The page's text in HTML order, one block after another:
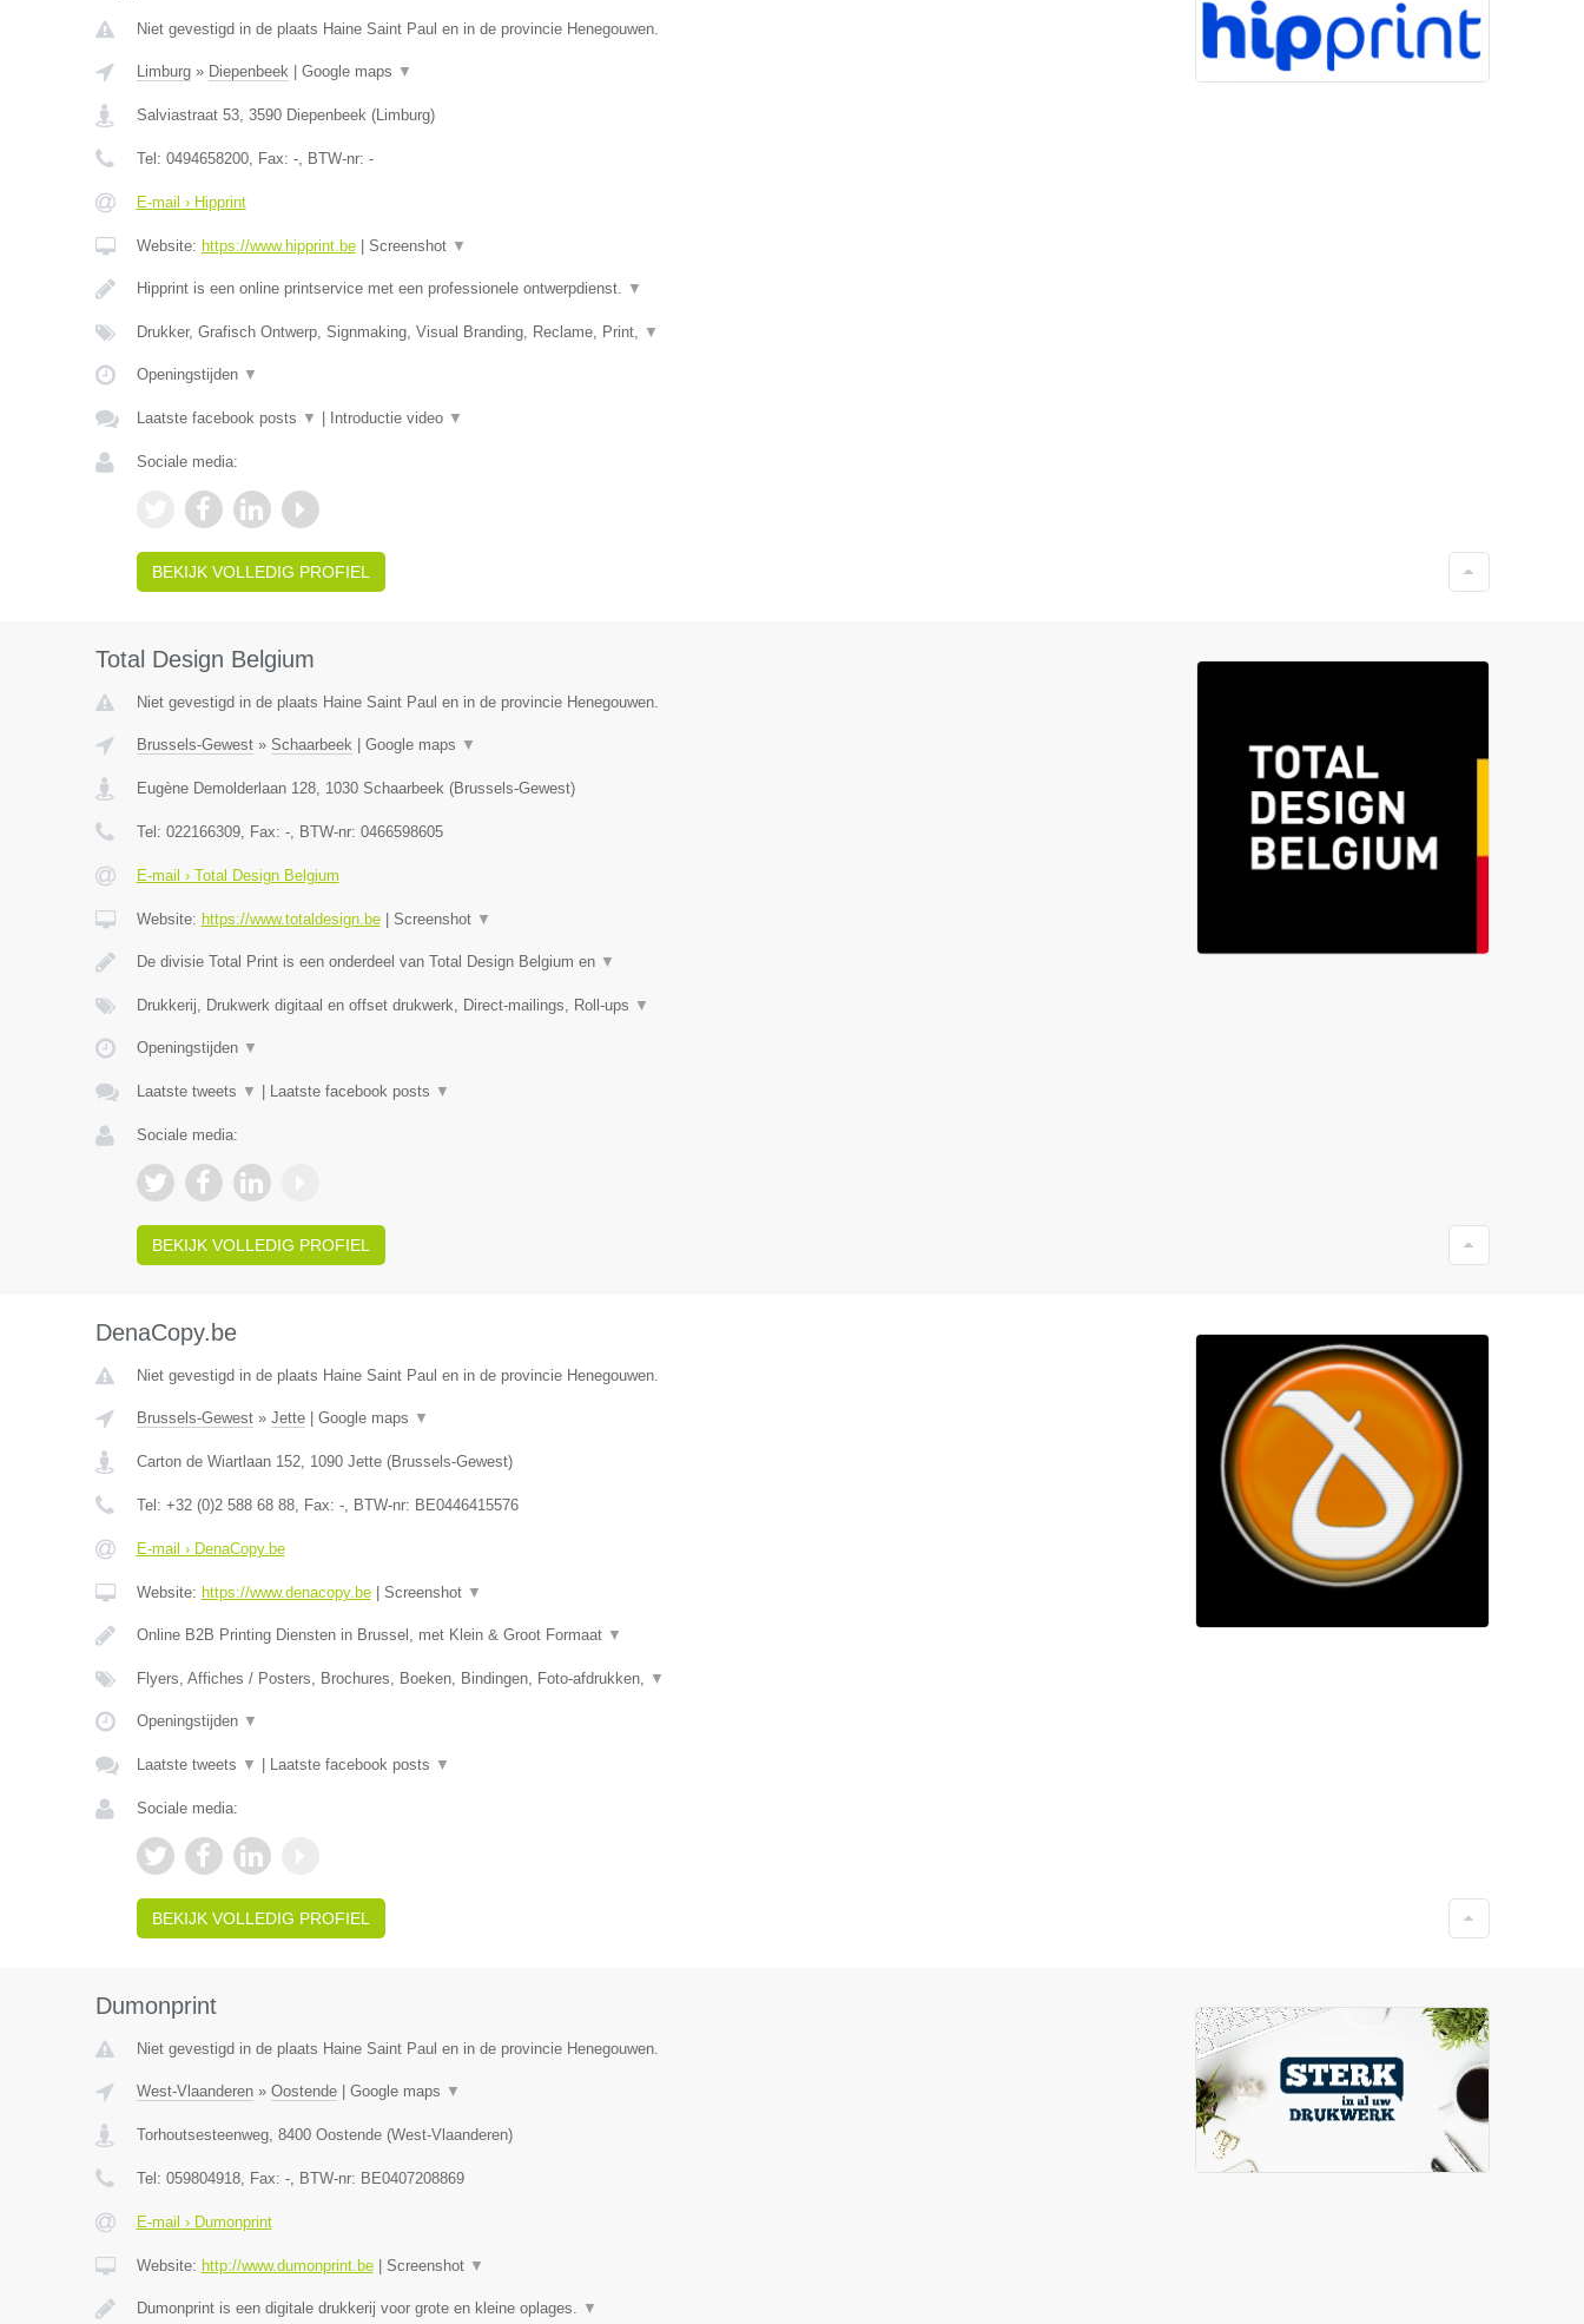
Niet gevestigd in de plaats Haine Saint Paul en in de provincie Henegouwen.
Limburg» Diepenbeek| Google maps ▼
Salviastraat 53, 3590 Diepenbeek(Limburg)
Tel: 0494658200, Fax: -, BTW-nr: -
E-mail › Hipprint
Website: https://www.hipprint.be| Screenshot ▼
Hipprint is een online printservice met een professionele ontwerpdienst. ▼
Drukker, Grafisch Ontwerp, Signmaking, Visual Branding, Reclame, Print, ▼
Openingstijden ▼
Laatste facebook posts ▼ Introductie video ▼
Sociale media:
BEKIJK VOLLEDIG PROFIEL
Total Design Belgium
Niet gevestigd in de plaats Haine Saint Paul en in de provincie Henegouwen.
Brussels-Gewest» Schaarbeek| Google maps ▼
Eugène Demolderlaan 128, 1030 Schaarbeek(Brussels-Gewest)
Tel: 022166309, Fax: -, BTW-nr: 0466598605
E-mail › Total Design Belgium
Website: https://www.totaldesign.be| Screenshot ▼
De divisie Total Print is een onderdeel van Total Design Belgium en ▼
Drukkerij, Drukwerk digitaal en offset drukwerk, Direct-mailings, Roll-ups ▼
Openingstijden ▼
Laatste tweets ▼ Laatste facebook posts ▼
Sociale media:
BEKIJK VOLLEDIG PROFIEL
DenaCopy.be
Niet gevestigd in de plaats Haine Saint Paul en in de provincie Henegouwen.
Brussels-Gewest» Jette| Google maps ▼
Carton de Wiartlaan 152, 1090 Jette(Brussels-Gewest)
Tel: +32 (0)2 588 68 88, Fax: -, BTW-nr: BE0446415576
E-mail › DenaCopy.be
Website: https://www.denacopy.be| Screenshot ▼
Online B2B Printing Diensten in Brussel, met Klein & Groot Formaat ▼
Flyers, Affiches / Posters, Brochures, Boeken, Bindingen, Foto-afdrukken, ▼
Openingstijden ▼
Laatste tweets ▼ Laatste facebook posts ▼
Sociale media:
BEKIJK VOLLEDIG PROFIEL
Dumonprint
Niet gevestigd in de plaats Haine Saint Paul en in de provincie Henegouwen.
West-Vlaanderen» Oostende| Google maps ▼
Torhoutsesteenweg, 8400 Oostende(West-Vlaanderen)
Tel: 059804918, Fax: -, BTW-nr: BE0407208869
E-mail › Dumonprint
Website: http://www.dumonprint.be| Screenshot ▼
Dumonprint is een digitale drukkerij voor grote en kleine oplages. ▼